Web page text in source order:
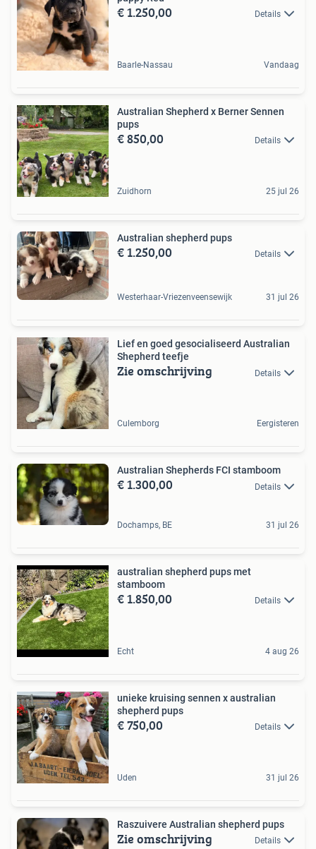
€ 1.250,00 Details
Baarle-Nassau Vandaag
Australian Shepherd x Berner Sennen
pups
€ 850,00 Details
Zuidhorn 25 jul 26
Australian shepherd pups
€ 1.250,00 Details
Westerhaar-Vriezenveensewijk 31 jul 26
Lief en goed gesocialiseerd Australian
Shepherd teefje
Zie omschrijving Details
Culemborg Eergisteren
Australian Shepherds FCI stamboom
€ 1.300,00 Details
Dochamps, BE 31 jul 26
australian shepherd pups met
stamboom
€ 1.850,00 Details
Echt 4 aug 26
unieke kruising sennen x australian
shepherd pups
€ 750,00 Details
Uden 31 jul 26
Raszuivere Australian shepherd pups
Zie omschrijving Details